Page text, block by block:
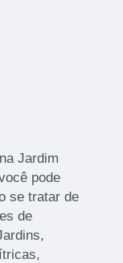
Jardim
pode
se tratar de
de